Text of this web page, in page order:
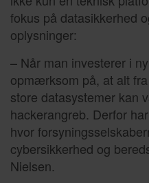
fokus på datasikkerhed
oplysninger:
– Når man investerer i
opmærksom på, at alt
store datasystemer kan
hackerangreb. Derfor
hvor
cybersikkerhed og
Nielsen.